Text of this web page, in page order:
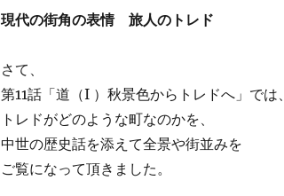
現代の街角の表情 旅人のトレド
さて、
第11話「道（I ）秋景色からトレドへ」では、
トレドがどのような町なのかを、
中世の歴史話を添えて全景や街並みを
ご覧になって頂きました。